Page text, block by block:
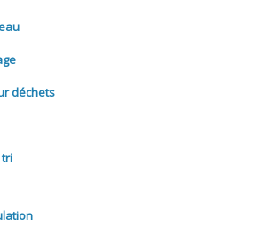
déchets